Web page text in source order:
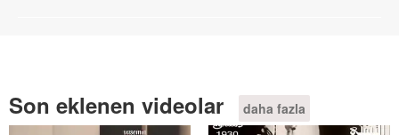
Son eklenen videolar daha fazla